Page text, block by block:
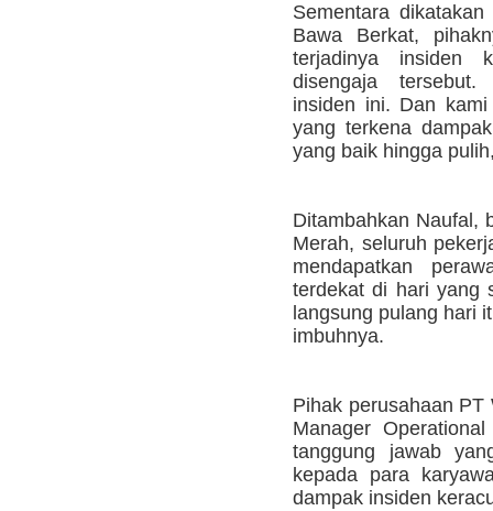
Sementara
Bawa Berkat,
terjadinya insiden
disengaja
insiden ini. Dan
yang terkena
yang baik hingga
Ditambahkan Naufal,
Merah, seluruh
mendapatkan
terdekat di hari yang
langsung pulang hari
imbuhnya.
Pihak perusahaan PT
Manager
tanggung jawab
kepada para
dampak insiden